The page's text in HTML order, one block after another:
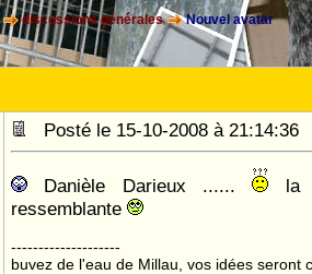
discussions générales Nouvel avatar
Posté le 15-10-2008 à
Danièle Darieux ......
la
ressemblante
--------------------
buvez de l'eau de Millau, vos idées seront